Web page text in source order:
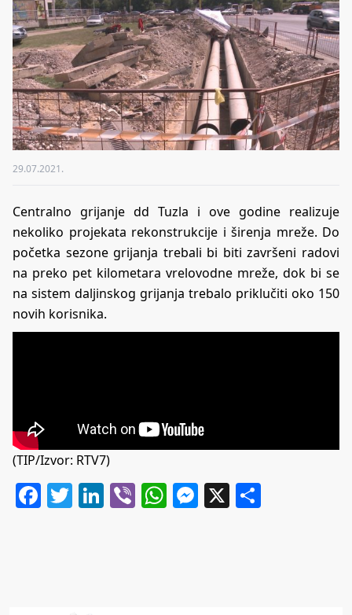
29.07.2021.
Centralno grijanje dd Tuzla i ove godine realizuje
nekoliko projekata rekonstrukcije i širenja mreže. Do
početka sezone grijanja trebali bi biti završeni radovi
na preko pet kilometara vrelovodne mreže, dok bi se
na sistem daljinskog grijanja trebalo priklučiti oko 150
novih korisnika.
(TIP/Izvor: RTV7)
Facebook
Twitter
LinkedIn
ViberWhatsApp
Messenger
X